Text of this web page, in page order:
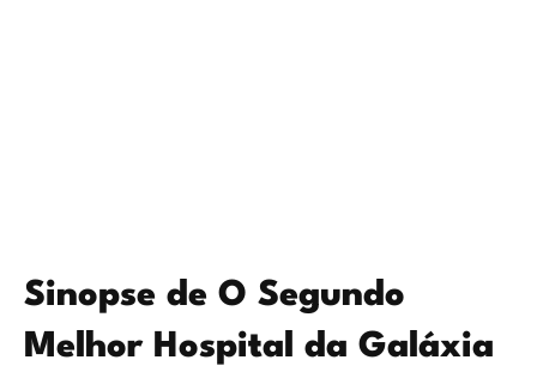
Sinopse de O Segundo
Melhor Hospital da Galáxia